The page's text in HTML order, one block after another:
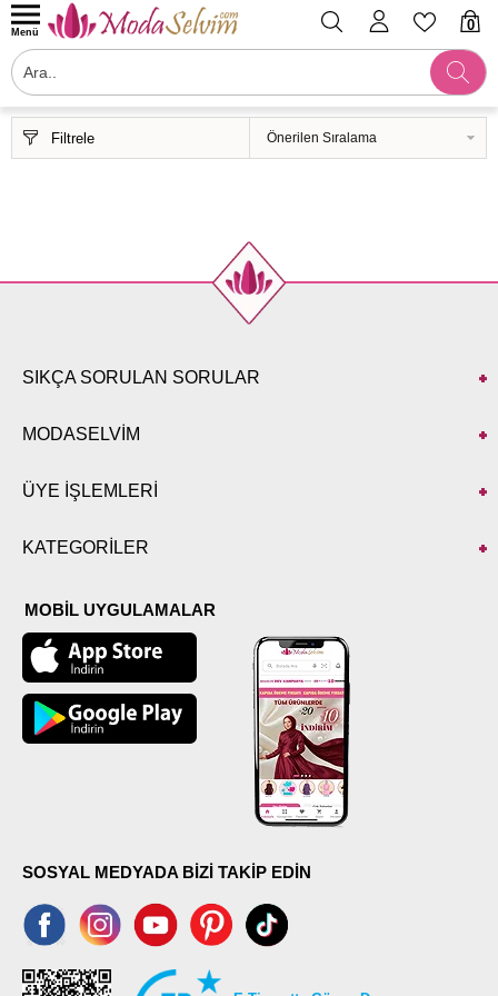
0
Menü
Filtrele
SIKÇA SORULAN SORULAR
MODASELVİM
ÜYE İŞLEMLERİ
KATEGORİLER
MOBİL UYGULAMALAR
SOSYAL MEDYADA BİZİ TAKİP EDİN